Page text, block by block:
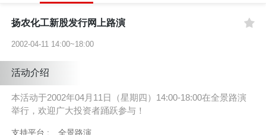
扬农化工新股发行网上路演
2002-04-11 14:00~18:00
活动介绍
本活动于2002年04月11日（星期四）14:00-18:00在全景路演
举行，欢迎广大投资者踊跃参与！
支持平台 : 全景路演